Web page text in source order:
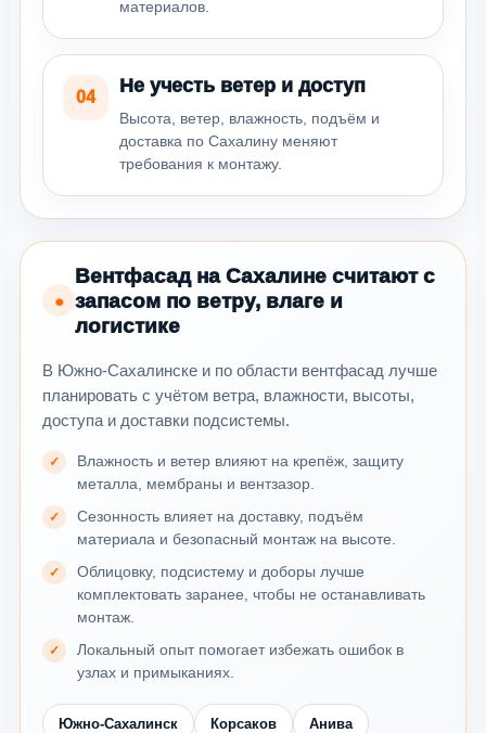
материалов.
04
Не учесть ветер и доступ
Высота, ветер, влажность, подъём и
доставка по Сахалину меняют
требования к монтажу.
●
Вентфасад на Сахалине считают с
запасом по ветру, влаге и
логистике
В Южно-Сахалинске и по области вентфасад лучше
планировать с учётом ветра, влажности, высоты,
доступа и доставки подсистемы.
Влажность и ветер влияют на крепёж, защиту
металла, мембраны и вентзазор.
Сезонность влияет на доставку, подъём
материала и безопасный монтаж на высоте.
Облицовку, подсистему и доборы лучше
комплектовать заранее, чтобы не останавливать
монтаж.
Локальный опыт помогает избежать ошибок в
узлах и примыканиях.
Южно-Сахалинск Корсаков Анива